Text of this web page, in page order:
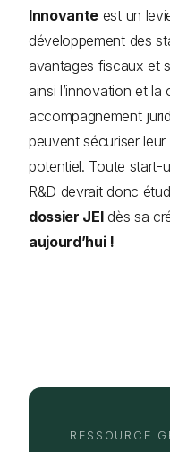
Innovante est un
développement des
avantages fiscaux et
ainsi l’innovation et
accompagnement
peuvent sécuriser leur
potentiel. Toute start-
R&D devrait donc
dossier JEIdès sa
aujourd’hui !
RESSOURCE